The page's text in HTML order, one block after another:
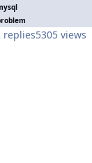
replies5305 views